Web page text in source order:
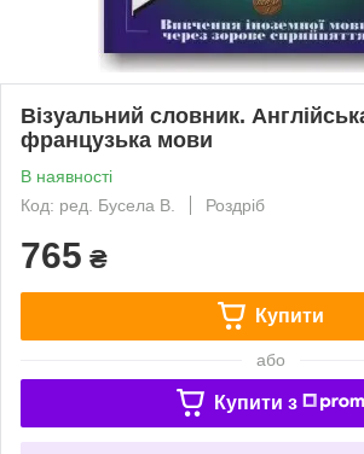
Візуальний словник.
французька мови
В наявності
Код: ред. Бусела В.
Роздріб
765 ₴
Купити
або
Купити з